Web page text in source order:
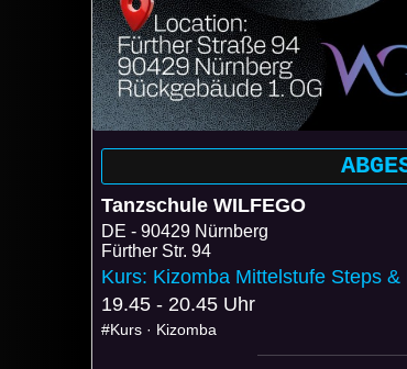
Tanzschule WILFEGO
DE
90429 Nürnberg
Fürther Str. 94
Kurs: Kizomba Mittelstufe Steps &
19.45 - 20.45 Uhr
#Kurs · Kizomba